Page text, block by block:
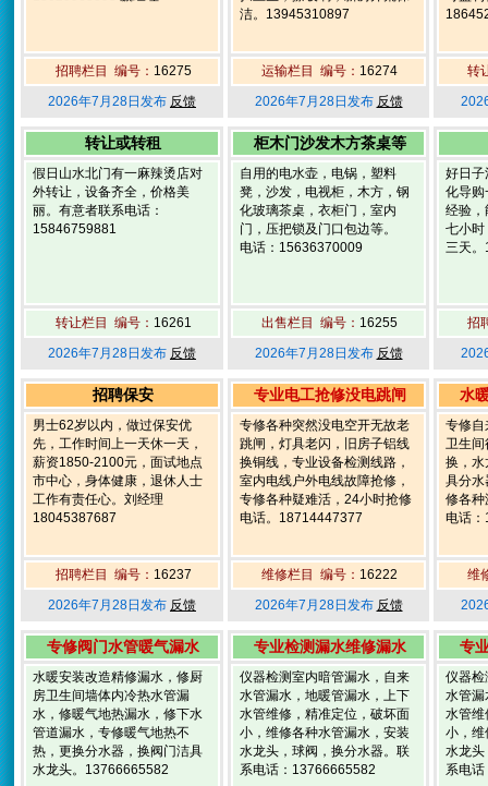
招聘栏目 编号： 16275
2026年7月28日发布 反馈
洁。13945310897
运输栏目 编号： 16274
2026年7月28日发布 反馈
转
转让或转租
假日山水北门有一麻辣烫店对
外转让，设备齐全，价格美
丽。有意者联系电话：
15846759881
转让栏目 编号： 16261
2026年7月28日发布 反馈
柜木门沙发木方茶桌等
自用的电水壶，电锅，塑料
凳，沙发，电视柜，木方，钢
化玻璃茶桌，衣柜门，室内
门，压把锁及门口包边等。
电话：15636370009
出售栏目 编号： 16255
2026年7月28日发布 反馈
好日子
化导购
经验，
七小时
三天
招
招聘保安
男士62岁以内，做过保安优
先，工作时间上一天休一天，
薪资1850-2100元，面试地点
市中心，身体健康，退休人士
工作有责任心。刘经理
18045387687
招聘栏目 编号： 16237
2026年7月28日发布 反馈
专业电工抢修没电跳闸
专修各种突然没电空开无故老
跳闸，灯具老闪，旧房子铝线
换铜线，专业设备检测线路，
室内电线户外电线故障抢修，
专修各种疑难活，24小时抢修
电话。18714447377
维修栏目 编号： 16222
2026年7月28日发布 反馈
水
专修自
卫生间
换，水
具分水
修各种
电话
维
专修阀门水管暖气漏水
水暖安装改造精修漏水，修厨
房卫生间墙体内冷热水管漏
水，修暖气地热漏水，修下水
管道漏水，专修暖气地热不
热，更换分水器，换阀门洁具
水龙头。13766665582
专业检测漏水维修漏水
仪器检测室内暗管漏水，自来
水管漏水，地暖管漏水，上下
水管维修，精准定位，破坏面
小，维修各种水管漏水，安装
水龙头，球阀，换分水器。联
系电话：13766665582
专
仪器检
水管漏
水管维
小，维
水龙头
系电